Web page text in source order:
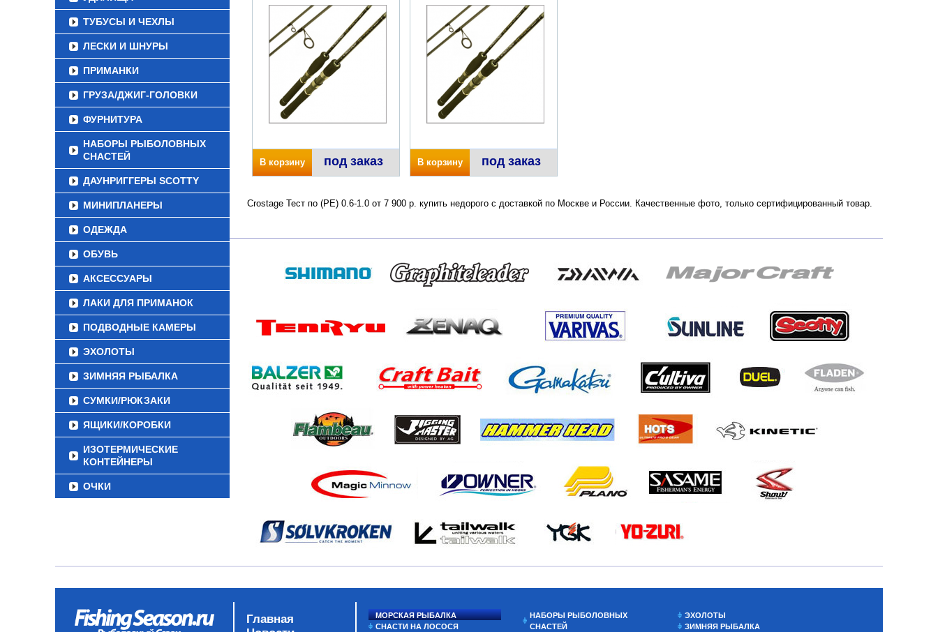
ТУБУСЫ И ЧЕХЛЫ
ЛЕСКИ И ШНУРЫ
ПРИМАНКИ
ГРУЗА/ДЖИГ-ГОЛОВКИ
ФУРНИТУРА
НАБОРЫ РЫБОЛОВНЫХ
СНАСТЕЙ
ДАУНРИГГЕРЫ SCOTTY
МИНИПЛАНЕРЫ
ОДЕЖДА
ОБУВЬ
АКСЕССУАРЫ
ЛАКИ ДЛЯ ПРИМАНОК
ПОДВОДНЫЕ КАМЕРЫ
ЭХОЛОТЫ
ЗИМНЯЯ РЫБАЛКА
СУМКИ/РЮКЗАКИ
ЯЩИКИ/КОРОБКИ
ИЗОТЕРМИЧЕСКИЕ
КОНТЕЙНЕРЫ
ОЧКИ
В корзину под заказ В корзину под заказ
Crostage Тест по (РЕ) 0.6-1.0 от 7 900 р. купить недорого с доставкой по Москве и России. Качественные фото, только сертифицированный товар.
Главная
МОРСКАЯ РЫБАЛКА
СНАСТИ НА ЛОСОСЯ
НАБОРЫ РЫБОЛОВНЫХ
СНАСТЕЙ
ЭХОЛОТЫ
ЗИМНЯЯ РЫБАЛКА